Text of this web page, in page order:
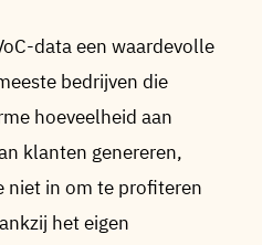
data een waardevolle
bedrijven die
hoeveelheid aan
klanten genereren,
niet in om te profiteren
het eigen